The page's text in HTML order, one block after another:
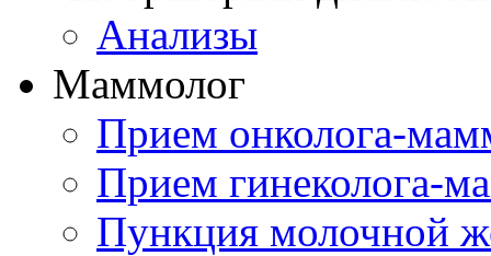
Анализы
Маммолог
Прием онколога-
Прием гинеколога-
Пункция молочной